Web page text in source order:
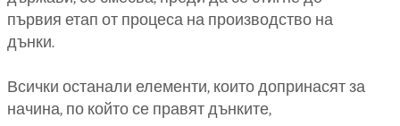
първия етап от процеса на производство на
дънки.
Всички останали елементи, които допринасят за
начина, по който се правят дънките,